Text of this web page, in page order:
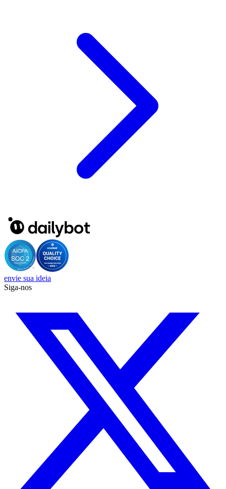
envie sua ideia
Siga-nos